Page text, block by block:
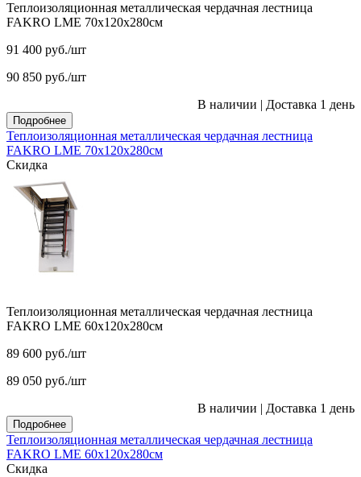
Теплоизоляционная металлическая чердачная лестница
FAKRO LME 70х120х280см
91 400 руб./шт
90 850 руб./шт
В наличии | Доставка 1 день
Подробнее
Теплоизоляционная металлическая чердачная лестница
FAKRO LME 70х120х280см
Скидка
Теплоизоляционная металлическая чердачная лестница
FAKRO LME 60х120х280см
89 600 руб./шт
89 050 руб./шт
В наличии | Доставка 1 день
Подробнее
Теплоизоляционная металлическая чердачная лестница
FAKRO LME 60х120х280см
Скидка